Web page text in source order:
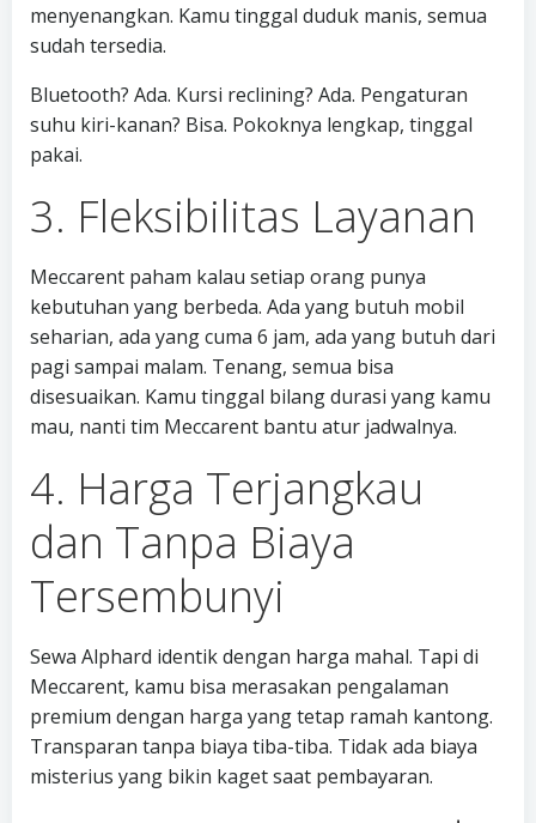
menyenangkan. Kamu tinggal duduk manis, semua
sudah tersedia.
Bluetooth? Ada. Kursi reclining? Ada. Pengaturan
suhu kiri-kanan? Bisa. Pokoknya lengkap, tinggal
pakai.
3. Fleksibilitas Layanan
Meccarent paham kalau setiap orang punya
kebutuhan yang berbeda. Ada yang butuh mobil
seharian, ada yang cuma 6 jam, ada yang butuh dari
pagi sampai malam. Tenang, semua bisa
disesuaikan. Kamu tinggal bilang durasi yang kamu
mau, nanti tim Meccarent bantu atur jadwalnya.
4. Harga Terjangkau
dan Tanpa Biaya
Tersembunyi
Sewa Alphard identik dengan harga mahal. Tapi di
Meccarent, kamu bisa merasakan pengalaman
premium dengan harga yang tetap ramah kantong.
Transparan tanpa biaya tiba-tiba. Tidak ada biaya
misterius yang bikin kaget saat pembayaran.